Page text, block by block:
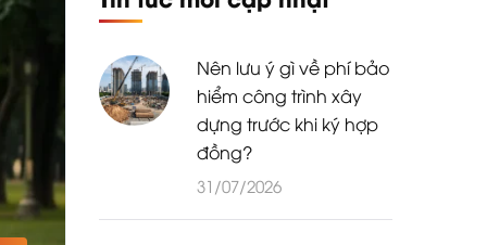
Nên lưu ý gì về phí bảo
hiểm công trình xây
dựng trước khi ký hợp
đồng?
31/07/2026